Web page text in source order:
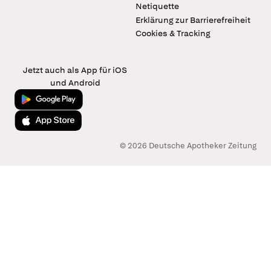
Netiquette
Erklärung zur Barrierefreiheit
Cookies & Tracking
Jetzt auch als App für iOS
und Android
Jetzt bei Google Play
Laden im App Store
© 2026 Deutsche Apotheker Zeitung